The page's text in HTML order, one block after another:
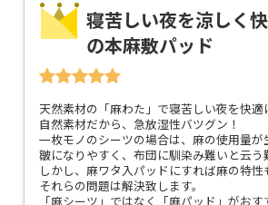
寝苦しい夜を涼しく
の本麻敷パッド
天然素材の「麻わた」で寝苦しい夜を快適
自然素材だから、急放湿性バツグン！
一枚モノのシーツの場合は、麻の使用量が
皺になりやすく、布団に馴染み難いと云う
しかし、麻ワタ入パッドにすれば麻の特性
それらの問題は解決致します。
「麻シーツ」ではなく「麻パッド」がお